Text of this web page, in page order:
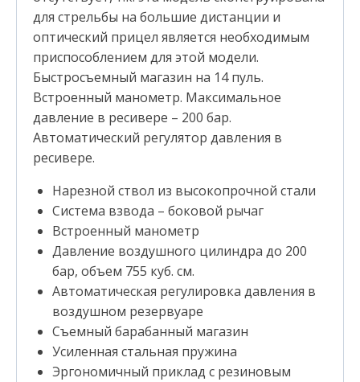
для стрельбы на большие дистанции и
оптический прицел является необходимым
приспособлением для этой модели.
Быстросъемный магазин на 14 пуль.
Встроенный манометр. Максимальное
давление в ресивере – 200 бар.
Автоматический регулятор давления в
ресивере.
Нарезной ствол из высокопрочной стали
Система взвода – боковой рычаг
Встроенный манометр
Давление воздушного цилиндра до 200
бар, объем 755 куб. см.
Автоматическая регулировка давления в
воздушном резервуаре
Съемный барабанный магазин
Усиленная стальная пружина
Эргономичный приклад с резиновым